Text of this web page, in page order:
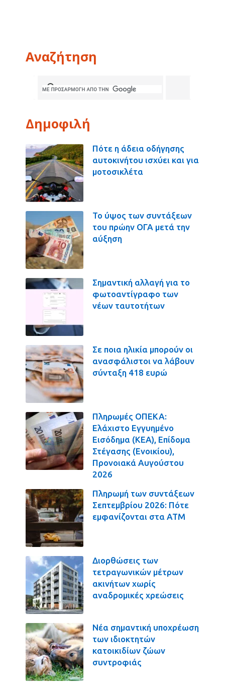
Αναζήτηση
Δημοφιλή
Πότε η άδεια οδήγησης
αυτοκινήτου ισχύει και για
μοτοσικλέτα
Το ύψος των συντάξεων
του πρώην ΟΓΑ μετά την
αύξηση
Σημαντική αλλαγή για το
φωτοαντίγραφο των
νέων ταυτοτήτων
Σε ποια ηλικία μπορούν οι
ανασφάλιστοι να λάβουν
σύνταξη 418 ευρώ
Πληρωμές ΟΠΕΚΑ:
Ελάχιστο Εγγυημένο
Εισόδημα (ΚΕΑ), Επίδομα
Στέγασης (Ενοικίου),
Προνοιακά Αυγούστου
2026
Πληρωμή των συντάξεων
Σεπτεμβρίου 2026: Πότε
εμφανίζονται στα ΑΤΜ
Διορθώσεις των
τετραγωνικών μέτρων
ακινήτων χωρίς
αναδρομικές χρεώσεις
Νέα σημαντική υποχρέωση
των ιδιοκτητών
κατοικιδίων ζώων
συντροφιάς